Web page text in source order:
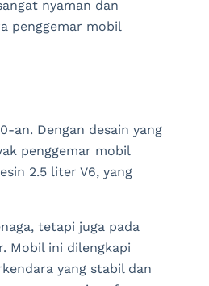
nyaman dan
penggemar mobil
an. Dengan desain yang
penggemar mobil
2.5 liter V6, yang
tetapi juga pada
Mobil ini dilengkapi
yang stabil dan